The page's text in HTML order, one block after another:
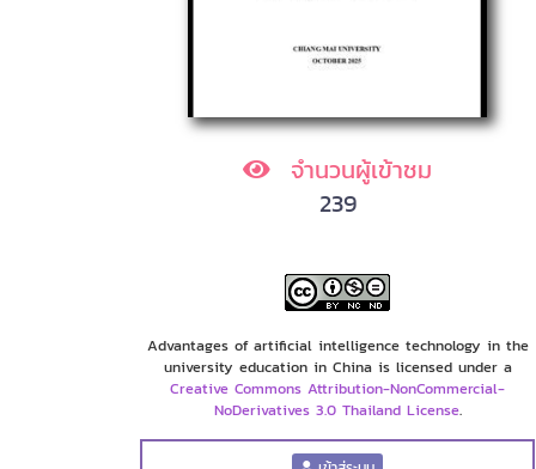
จำนวนผู้เข้าชม
239
Advantages of artificial intelligence technology in the
university education in China is licensed under a
Creative Commons Attribution-NonCommercial-
NoDerivatives 3.0 Thailand License.